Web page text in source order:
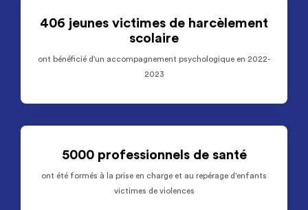
406 jeunes victimes de harcèlement
scolaire
ont bénéficié d'un accompagnement psychologique en 2022-
2023
5000 professionnels de santé
ont été formés à la prise en charge et au repérage d'enfants
victimes de violences